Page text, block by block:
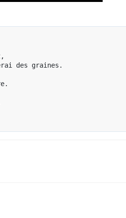
des graines.